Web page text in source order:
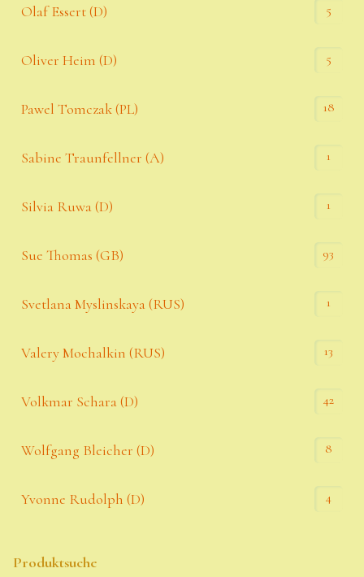
Olaf Essert (D) 5
Oliver Heim (D) 5
Pawel Tomczak (PL) 18
Sabine Traunfellner (A) 1
Silvia Ruwa (D) 1
Sue Thomas (GB) 93
Svetlana Myslinskaya (RUS) 1
Valery Mochalkin (RUS) 13
Volkmar Schara (D) 42
Wolfgang Bleicher (D) 8
Yvonne Rudolph (D) 4
Produktsuche